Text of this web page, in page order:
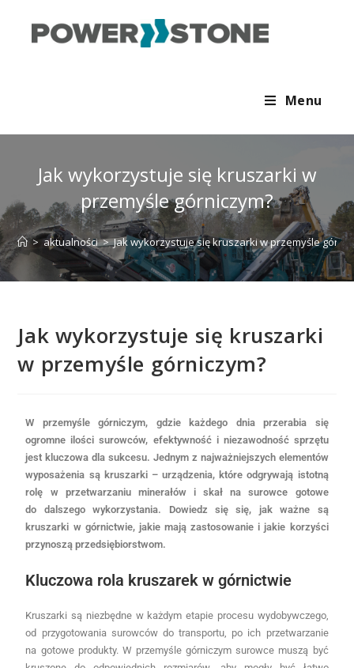
Menu
Jak wykorzystuje się kruszarki w
przemyśle górniczym?
> aktualności > Jak wykorzystuje się kruszarki w przemyśle
Jak wykorzystuje się kruszarki
w przemyśle górniczym?
W przemyśle górniczym, gdzie każdego dnia przerabia się
ogromne ilości surowców, efektywność i niezawodność sprzętu
jest kluczowa dla sukcesu. Jednym z najważniejszych elementów
wyposażenia są kruszarki – urządzenia, które odgrywają istotną
rolę w przetwarzaniu minerałów i skał na surowce gotowe
do dalszego wykorzystania. Dowiedz się się, jak ważne są
kruszarki w górnictwie, jakie mają zastosowanie i jakie korzyści
przynoszą przedsiębiorstwom.
Kluczowa rola kruszarek w górnictwie
Kruszarki są niezbędne w każdym etapie procesu wydobywczego,
od przygotowania surowców do transportu, po ich przetwarzanie
na gotowe produkty. W przemyśle górniczym surowce muszą być